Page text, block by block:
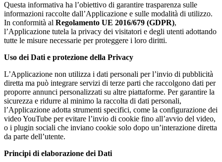
Questa informativa ha l’obiettivo di garantire trasparenza sulle
informazioni raccolte dall’Applicazione e sulle modalità di utilizzo.
In conformità al Regolamento UE 2016/679 (GDPR),
l’Applicazione tutela la privacy dei visitatori e degli utenti adottando
tutte le misure necessarie per proteggere i loro diritti.
Uso dei Dati e protezione della Privacy
L’Applicazione non utilizza i dati personali per l’invio di pubblicità
diretta ma può integrare servizi di terze parti che raccolgono dati per
proporre annunci personalizzati su altre piattaforme. Per garantire la
sicurezza e ridurre al minimo la raccolta di dati personali,
l’Applicazione adotta strumenti specifici, come la configurazione dei
video YouTube per evitare l’invio di cookie fino all’avvio del video,
o i plugin sociali che inviano cookie solo dopo un’interazione diretta
da parte dell’utente.
Principi di elaborazione dei Dati